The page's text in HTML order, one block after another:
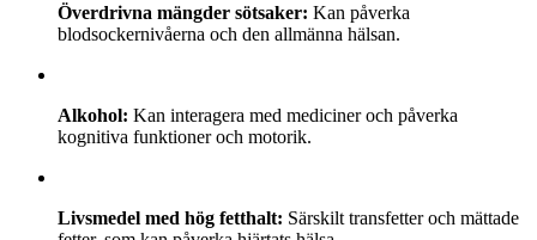
Överdrivna mängder sötsaker: Kan påverka
blodsockernivåerna och den allmänna hälsan.
Alkohol: Kan interagera med mediciner och påverka
kognitiva funktioner och motorik.
Livsmedel med hög fetthalt: Särskilt transfetter och mättade